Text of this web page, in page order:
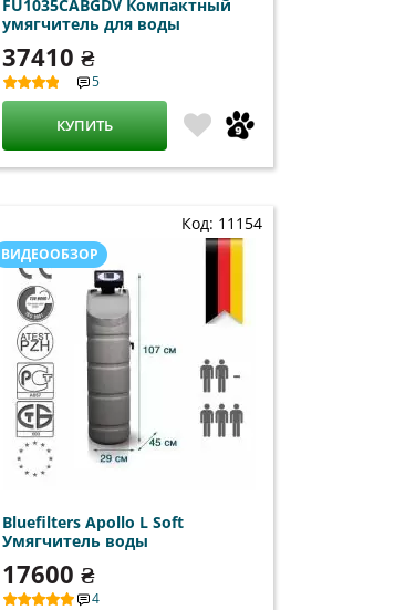
FU1035CABGDV Компактный
умягчитель для воды
37410 ₴
5
КУПИТЬ
Код: 11154
Bluefilters Apollo L Soft
Умягчитель воды
17600 ₴
4
ВИДЕООБЗОР